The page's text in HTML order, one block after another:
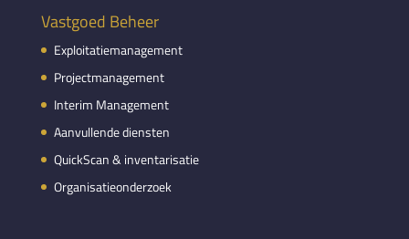
Vastgoed Beheer
Exploitatiemanagement
Projectmanagement
Interim Management
Aanvullende diensten
QuickScan & inventarisatie
Organisatieonderzoek